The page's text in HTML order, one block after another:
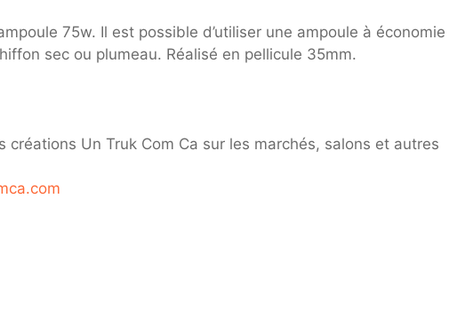
75w. Il est possible d’utiliser une ampoule à économie
sec ou plumeau. Réalisé en pellicule 35mm.
créations Un Truk Com Ca sur les marchés, salons et autres